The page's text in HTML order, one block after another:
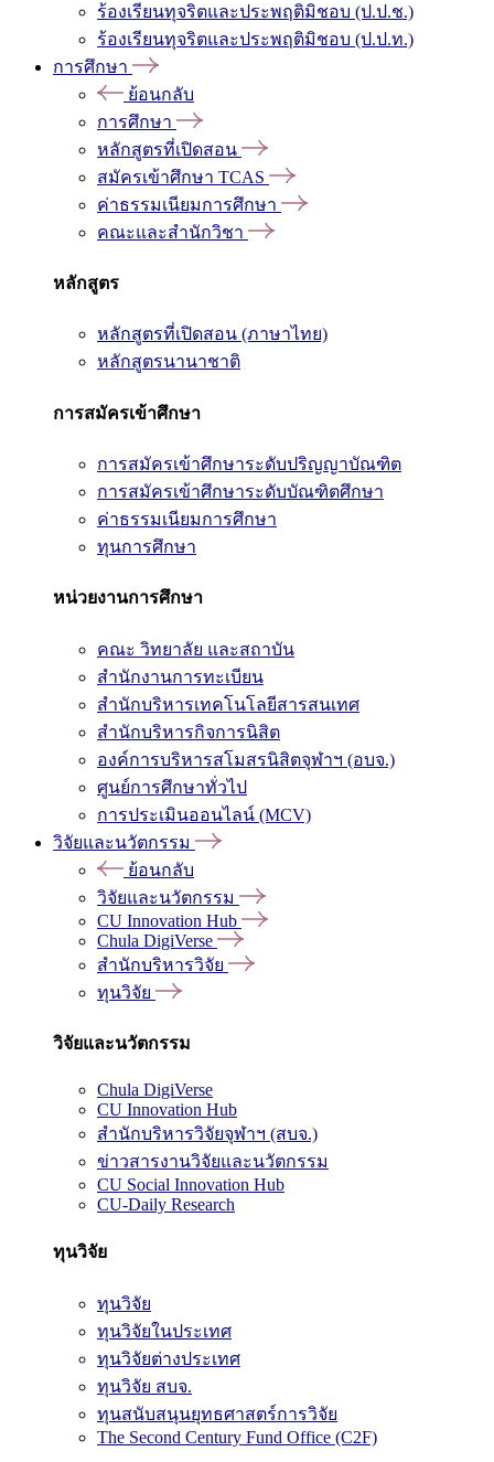
ร้องเรียนทุจริตและประพฤติมิชอบ (ป.ป.ช.)
ร้องเรียนทุจริตและประพฤติมิชอบ (ป.ป.ท.)
การศึกษา
ย้อนกลับ
การศึกษา
หลักสูตรที่เปิดสอน
สมัครเข้าศึกษา TCAS
ค่าธรรมเนียมการศึกษา
คณะและสำนักวิชา
หลักสูตร
หลักสูตรที่เปิดสอน (ภาษาไทย)
หลักสูตรนานาชาติ
การสมัครเข้าศึกษา
การสมัครเข้าศึกษาระดับปริญญาบัณฑิต
การสมัครเข้าศึกษาระดับบัณฑิตศึกษา
ค่าธรรมเนียมการศึกษา
ทุนการศึกษา
หน่วยงานการศึกษา
คณะ วิทยาลัย และสถาบัน
สำนักงานการทะเบียน
สำนักบริหารเทคโนโลยีสารสนเทศ
สำนักบริหารกิจการนิสิต
องค์การบริหารสโมสรนิสิตจุฬาฯ (อบจ.)
ศูนย์การศึกษาทั่วไป
การประเมินออนไลน์ (MCV)
วิจัยและนวัตกรรม
ย้อนกลับ
วิจัยและนวัตกรรม
CU Innovation Hub
Chula DigiVerse
สำนักบริหารวิจัย
ทุนวิจัย
วิจัยและนวัตกรรม
Chula DigiVerse
CU Innovation Hub
สำนักบริหารวิจัยจุฬาฯ (สบจ.)
ข่าวสารงานวิจัยและนวัตกรรม
CU Social Innovation Hub
CU-Daily Research
ทุนวิจัย
ทุนวิจัย
ทุนวิจัยในประเทศ
ทุนวิจัยต่างประเทศ
ทุนวิจัย สบจ.
ทุนสนับสนุนยุทธศาสตร์การวิจัย
The Second Century Fund Office (C2F)